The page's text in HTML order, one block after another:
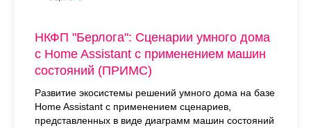
НКФП "Берлога": Сценарии умного дома
с Home Assistant с применением машин
состояний (ПРИМС)
Развитие экосистемы решений умного дома на базе
Home Assistant с применением сценариев,
представленных в виде диаграмм машин состояний